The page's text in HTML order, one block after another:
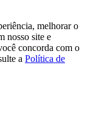
melhorar o
nosso site e
concorda com o
a Política de